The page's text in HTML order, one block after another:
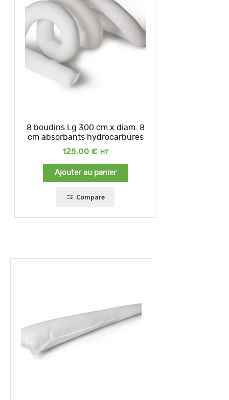
8 boudins Lg 300 cm x diam. 8
cm absorbants hydrocarbures
125,00 €
Ajouter au panier
Compare